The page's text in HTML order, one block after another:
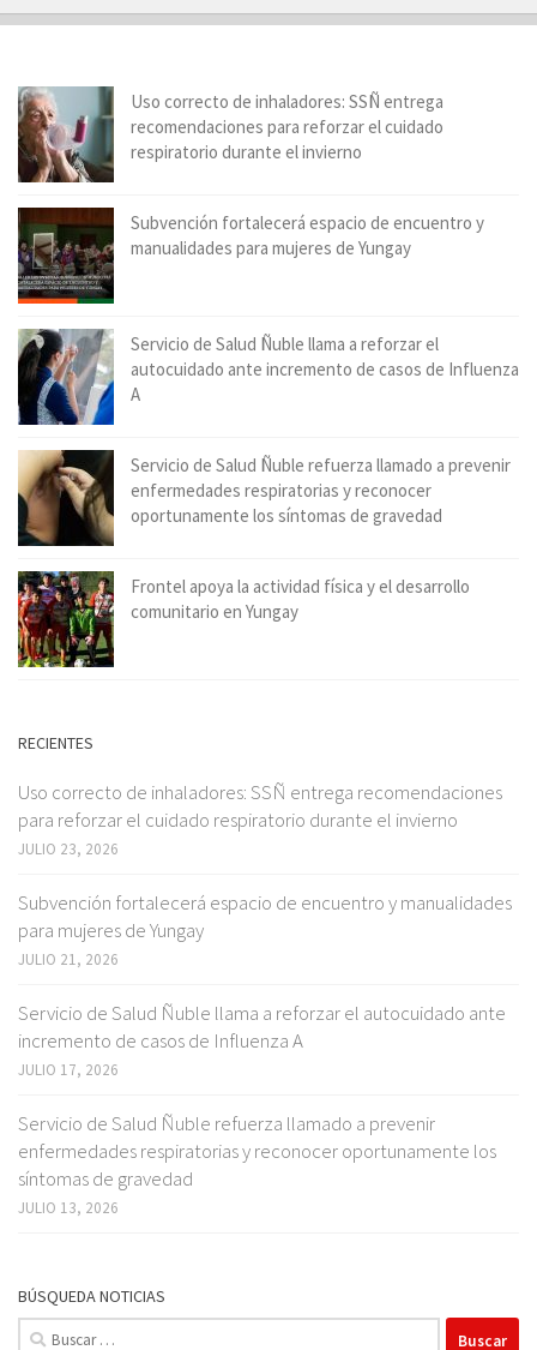
Uso correcto de inhaladores: SSÑ entrega
recomendaciones para reforzar el cuidado
respiratorio durante el invierno
Subvención fortalecerá espacio de encuentro y
manualidades para mujeres de Yungay
Servicio de Salud Ñuble llama a reforzar el
autocuidado ante incremento de casos de Influenza
A
Servicio de Salud Ñuble refuerza llamado a prevenir
enfermedades respiratorias y reconocer
oportunamente los síntomas de gravedad
Frontel apoya la actividad física y el desarrollo
comunitario en Yungay
RECIENTES
Uso correcto de inhaladores: SSÑ entrega recomendaciones
para reforzar el cuidado respiratorio durante el invierno
JULIO 23, 2026
Subvención fortalecerá espacio de encuentro y manualidades
para mujeres de Yungay
JULIO 21, 2026
Servicio de Salud Ñuble llama a reforzar el autocuidado ante
incremento de casos de Influenza A
JULIO 17, 2026
Servicio de Salud Ñuble refuerza llamado a prevenir
enfermedades respiratorias y reconocer oportunamente los
síntomas de gravedad
JULIO 13, 2026
BÚSQUEDA NOTICIAS
Buscar: